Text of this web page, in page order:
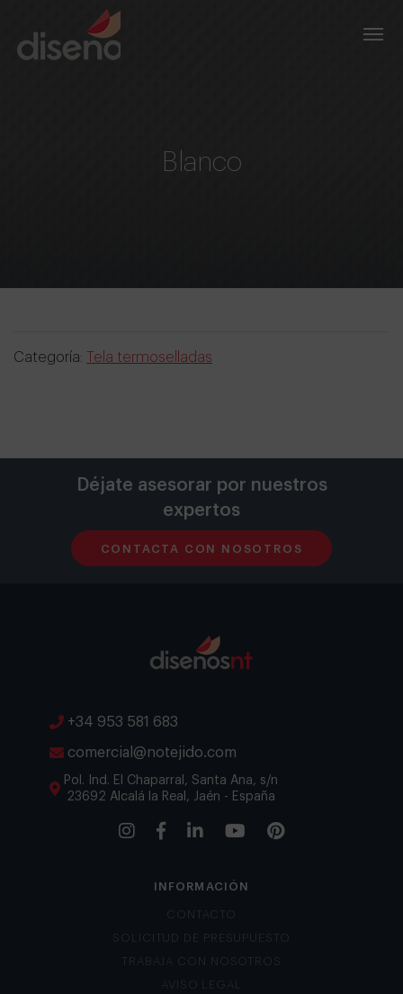
Blanco
Categoría: Tela termoselladas
Déjate asesorar por nuestros
expertos
CONTACTA CON NOSOTROS
+34 953 581 683
comercial@notejido.com
Pol. Ind. El Chaparral, Santa Ana, s/n
23692 Alcalá la Real, Jaén - España
INFORMACIÓN
CONTACTO
SOLICITUD DE PRESUPUESTO
TRABAJA CON NOSOTROS
AVISO LEGAL